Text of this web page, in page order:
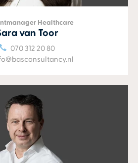
Healthcare
van Toor
070 312 20 80